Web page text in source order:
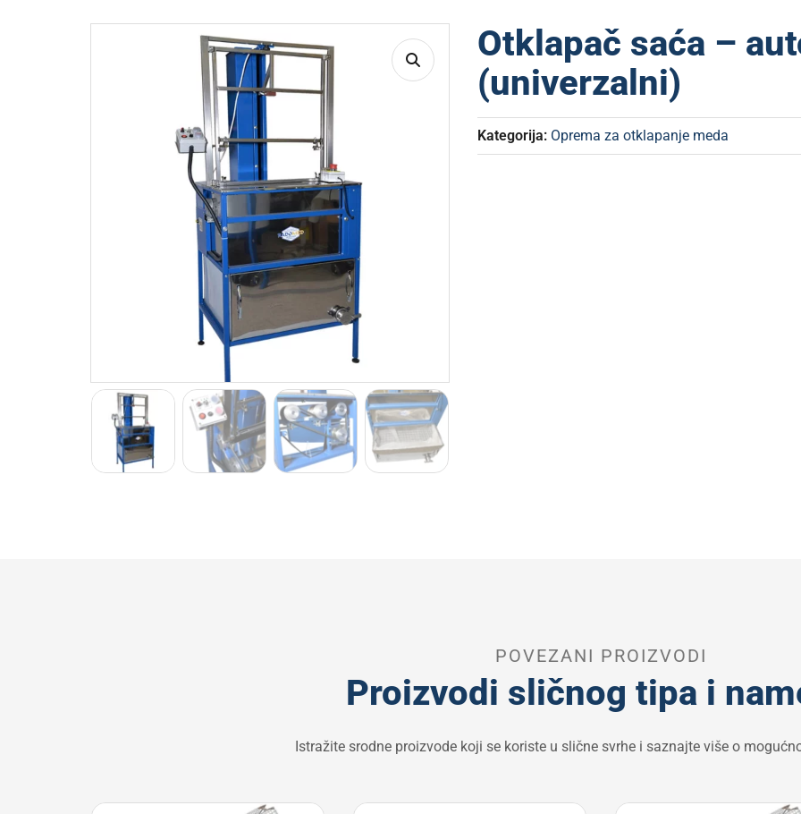
Otklapač saća –
(univerzalni)
Kategorija: Oprema za otklapanje meda
POVEZANI PROIZVODI
Proizvodi sličnog tipa i
Istražite srodne proizvode koji se koriste u slične svrhe i saznajte više o